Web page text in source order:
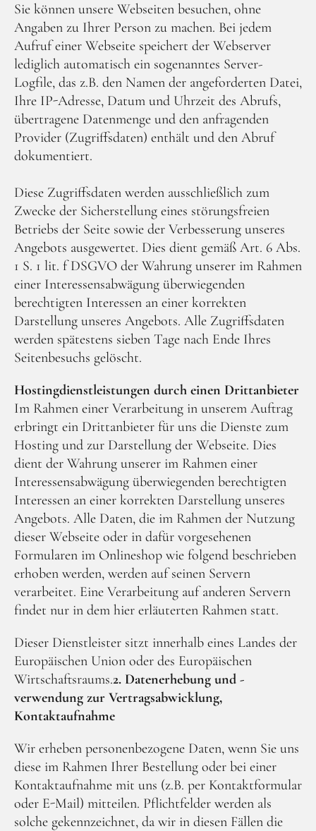
Sie können unsere Webseiten besuchen, ohne
Angaben zu Ihrer Person zu machen. Bei jedem
Aufruf einer Webseite speichert der Webserver
lediglich automatisch ein sogenanntes Server-
Logfile, das z.B. den Namen der angeforderten Datei,
Ihre IP-Adresse, Datum und Uhrzeit des Abrufs,
übertragene Datenmenge und den anfragenden
Provider (Zugriffsdaten) enthält und den Abruf
dokumentiert.
Diese Zugriffsdaten werden ausschließlich zum
Zwecke der Sicherstellung eines störungsfreien
Betriebs der Seite sowie der Verbesserung unseres
Angebots ausgewertet. Dies dient gemäß Art. 6 Abs.
1 S. 1 lit. f DSGVO der Wahrung unserer im Rahmen
einer Interessensabwägung überwiegenden
berechtigten Interessen an einer korrekten
Darstellung unseres Angebots. Alle Zugriffsdaten
werden spätestens sieben Tage nach Ende Ihres
Seitenbesuchs gelöscht.
Hostingdienstleistungen durch einen Drittanbieter
Im Rahmen einer Verarbeitung in unserem Auftrag
erbringt ein Drittanbieter für uns die Dienste zum
Hosting und zur Darstellung der Webseite. Dies
dient der Wahrung unserer im Rahmen einer
Interessensabwägung überwiegenden berechtigten
Interessen an einer korrekten Darstellung unseres
Angebots. Alle Daten, die im Rahmen der Nutzung
dieser Webseite oder in dafür vorgesehenen
Formularen im Onlineshop wie folgend beschrieben
erhoben werden, werden auf seinen Servern
verarbeitet. Eine Verarbeitung auf anderen Servern
findet nur in dem hier erläuterten Rahmen statt.
Dieser Dienstleister sitzt innerhalb eines Landes der
Europäischen Union oder des Europäischen
Wirtschaftsraums.2. Datenerhebung und -
verwendung zur Vertragsabwicklung,
Kontaktaufnahme
Wir erheben personenbezogene Daten, wenn Sie uns
diese im Rahmen Ihrer Bestellung oder bei einer
Kontaktaufnahme mit uns (z.B. per Kontaktformular
oder E-Mail) mitteilen. Pflichtfelder werden als
solche gekennzeichnet, da wir in diesen Fällen die